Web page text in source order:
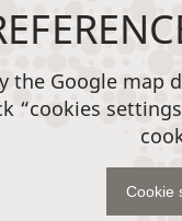
the Google map
“cookies
Cookie